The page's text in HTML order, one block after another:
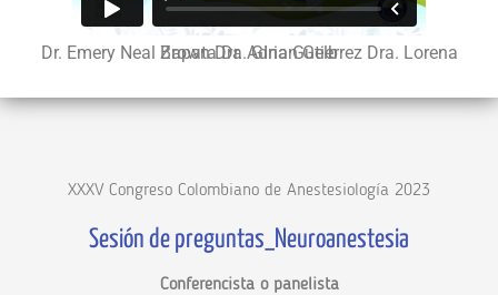
Dr. Emery Neal Brown Dra. Gina Gutierrez Dra. Lorena Zapata Dr. Adrian Gelb
XXXV Congreso Colombiano de Anestesiología 2023
Sesión de preguntas_Neuroanestesia
Conferencista o panelista